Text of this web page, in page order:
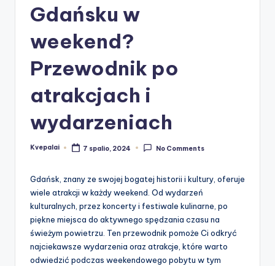
Gdańsku w
weekend?
Przewodnik po
atrakcjach i
wydarzeniach
Posted
Kvepalai 7 spalio, 2024 No Comments
Gdańsk, znany ze swojej bogatej historii i kultury, oferuje
wiele atrakcji w każdy weekend. Od wydarzeń
kulturalnych, przez koncerty i festiwale kulinarne, po
piękne miejsca do aktywnego spędzania czasu na
świeżym powietrzu. Ten przewodnik pomoże Ci odkryć
najciekawsze wydarzenia oraz atrakcje, które warto
odwiedzić podczas weekendowego pobytu w tym